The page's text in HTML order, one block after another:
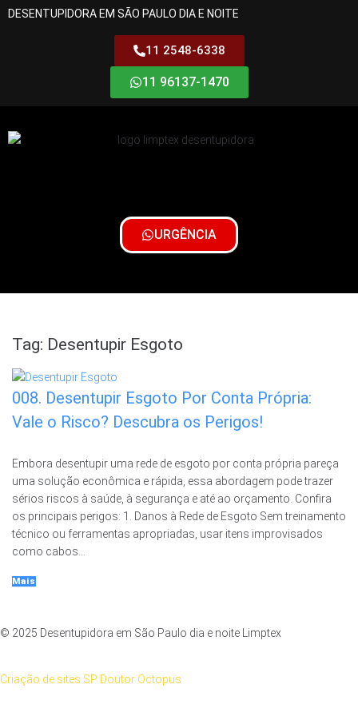
DESENTUPIDORA EM SÃO PAULO DIA E NOITE
11 2548-6338
11 96137-1470
URGÊNCIA
Tag: Desentupir Esgoto
008. Desentupir Esgoto Por Conta Própria:
Vale o Risco? Descubra os Perigos!
Embora desentupir uma rede de esgoto por conta própria pareça
uma solução econômica e rápida, essa abordagem pode trazer
sérios riscos à saúde, à segurança e até ao orçamento. Confira
os principais perigos: 1. Danos à Rede de Esgoto Sem treinamento
técnico ou ferramentas apropriadas, usar itens improvisados
como cabos...
Mais
© 2025 Desentupidora em São Paulo dia e noite Limptex
Criação de sites SP Doutor Octopus